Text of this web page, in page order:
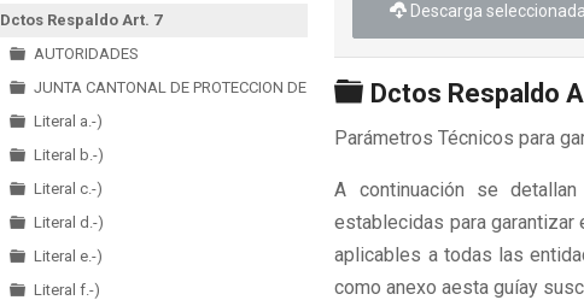
Dctos Respaldo Art. 7
AUTORIDADES
JUNTA CANTONAL DE PROTECCION DE DERECHOS
Literal a.-)
Literal b.-)
Literal c.-)
Literal d.-)
Literal e.-)
Literal f.-)
Descarga seleccionada
Carpeta
Dctos Respaldo
Parámetros Técnicos para
A continuación se
establecidas para garantizar
aplicables a todas las
como anexo aesta guíay